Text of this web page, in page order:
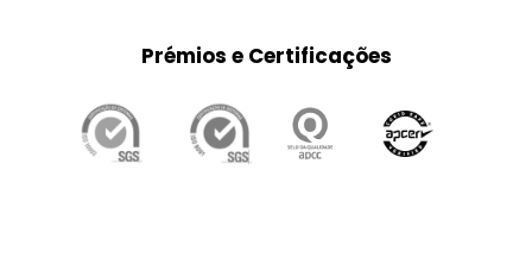
Prémios e Certificações